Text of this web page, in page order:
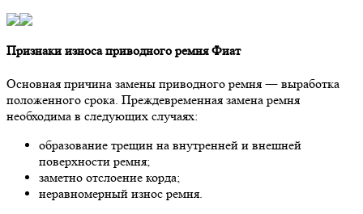
Признаки износа приводного ремня Фиат
Основная причина замены приводного ремня ― выработка
положенного срока. Преждевременная замена ремня
необходима в следующих случаях:
образование трещин на внутренней и внешней
поверхности ремня;
заметно отслоение корда;
неравномерный износ ремня.